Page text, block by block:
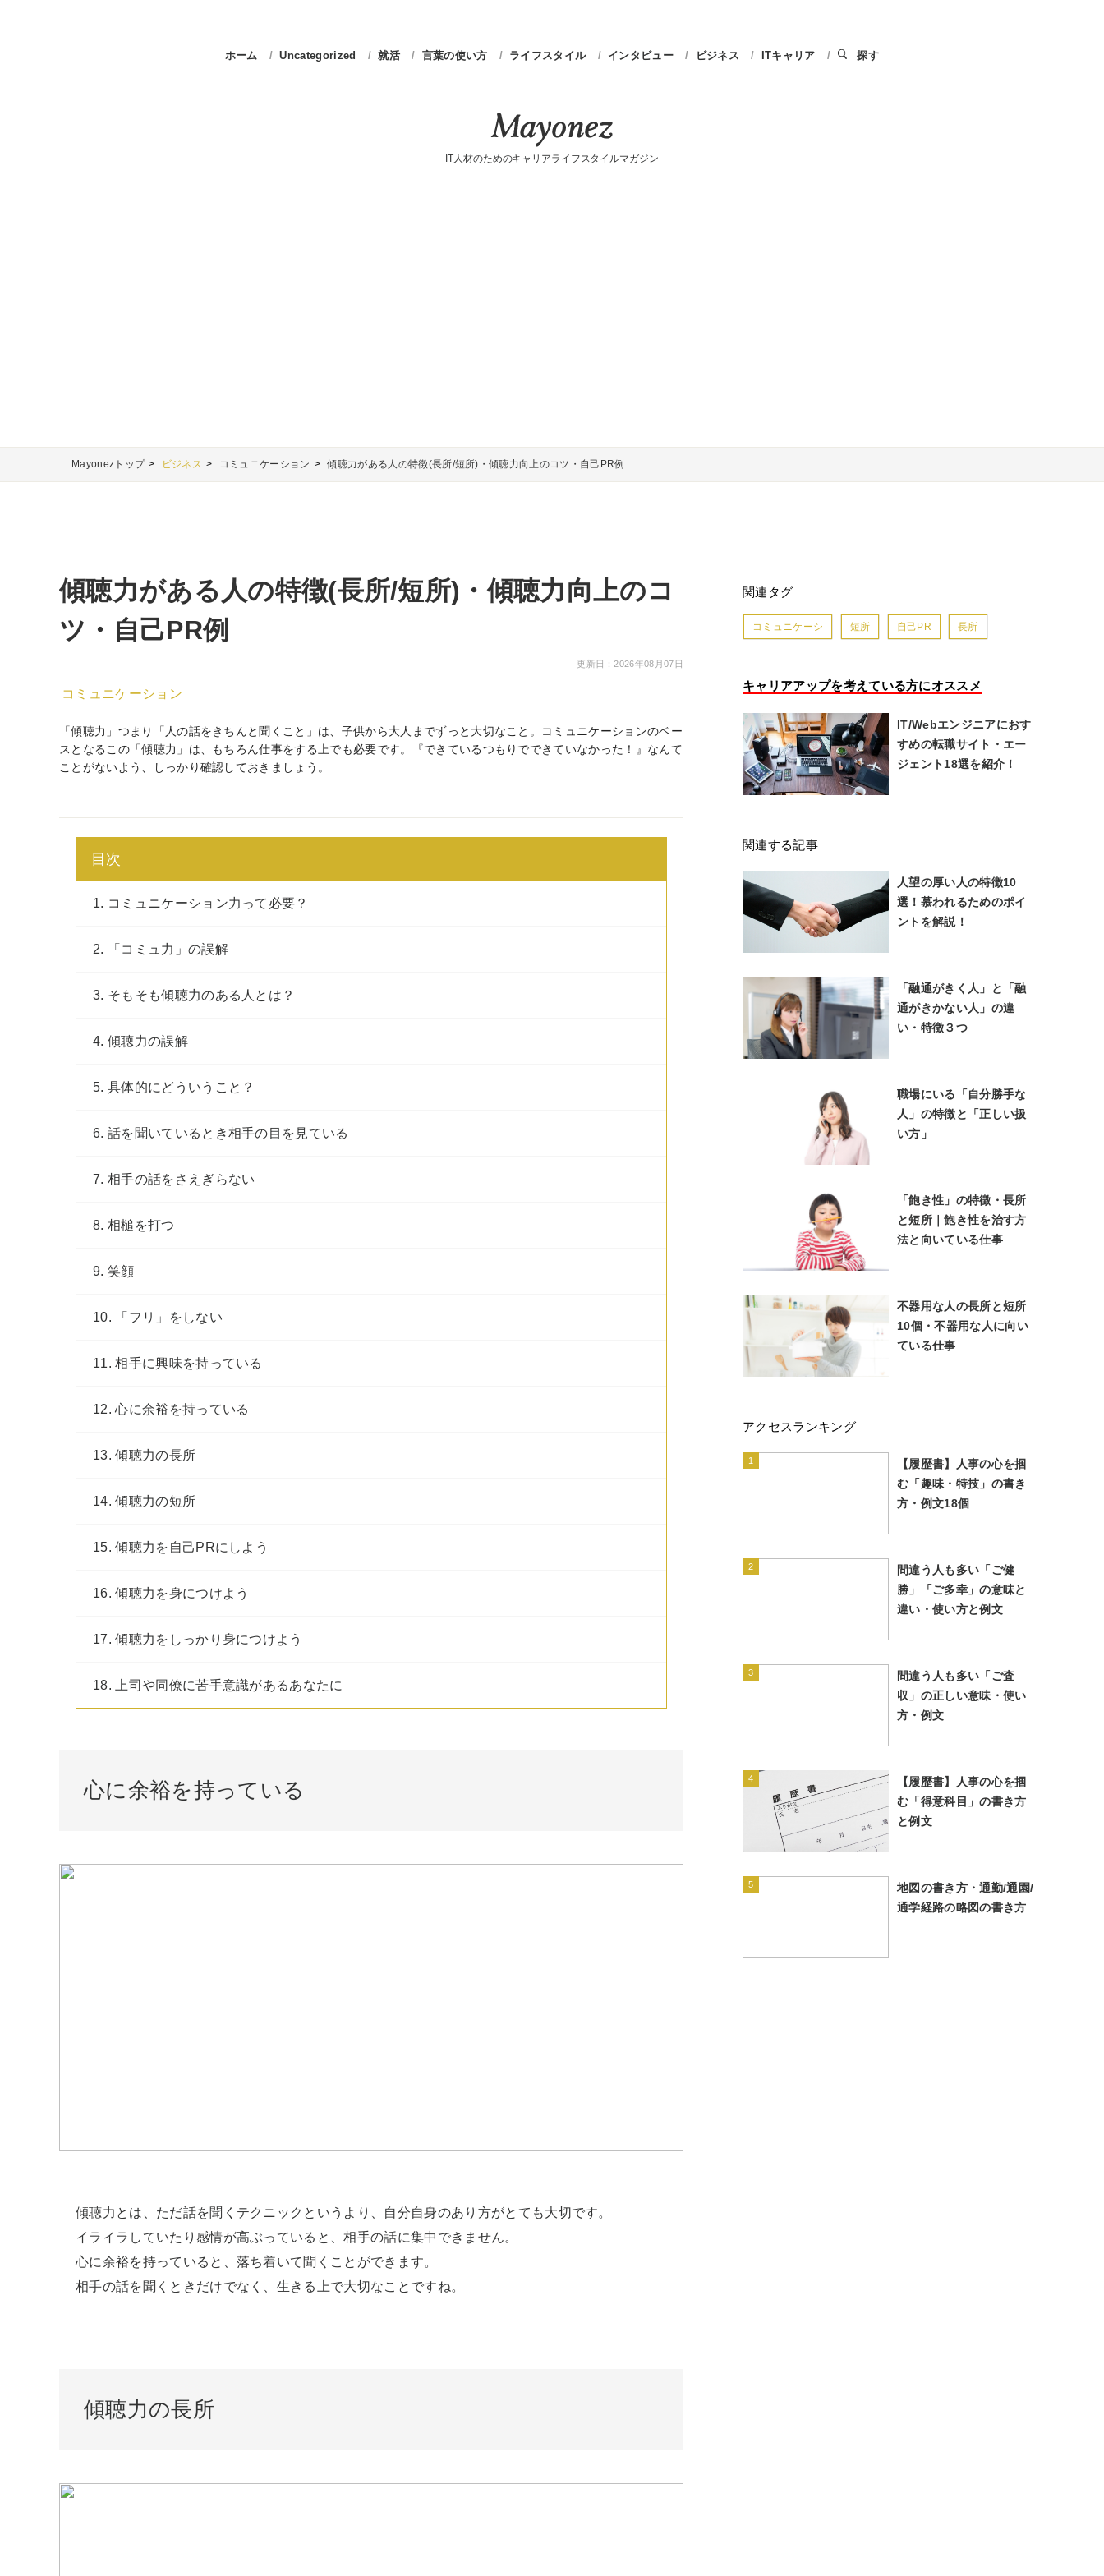
ホーム Uncategorized 就活 言葉の使い方 ライフスタイル インタビュー ビジネス ITキャリア 探す
IT人材のためのキャリアライフスタイルマガジン
Mayonezトップ ビジネス コミュニケーション 傾聴力がある人の特徴(長所/短所)・傾聴力向上のコツ・自己PR例
傾聴力がある人の特徴(長所/短所)・傾聴力向上のコ
ツ・自己PR例
更新日：2026年08月07日
コミュニケーション
「傾聴力」つまり「人の話をきちんと聞くこと」は、子供から大人までずっと大切なこと。コミュニケーションのベー
スとなるこの「傾聴力」は、もちろん仕事をする上でも必要です。『できているつもりでできていなかった！』なんて
ことがないよう、しっかり確認しておきましょう。
目次
1. コミュニケーション力って必要？
2. 「コミュ力」の誤解
3. そもそも傾聴力のある人とは？
4. 傾聴力の誤解
5. 具体的にどういうこと？
6. 話を聞いているとき相手の目を見ている
7. 相手の話をさえぎらない
8. 相槌を打つ
9. 笑顔
10. 「フリ」をしない
11. 相手に興味を持っている
12. 心に余裕を持っている
13. 傾聴力の長所
14. 傾聴力の短所
15. 傾聴力を自己PRにしよう
16. 傾聴力を身につけよう
17. 傾聴力をしっかり身につけよう
18. 上司や同僚に苦手意識があるあなたに
心に余裕を持っている
傾聴力とは、ただ話を聞くテクニックというより、自分自身のあり方がとても大切です。
イライラしていたり感情が高ぶっていると、相手の話に集中できません。
心に余裕を持っていると、落ち着いて聞くことができます。
相手の話を聞くときだけでなく、生きる上で大切なことですね。
傾聴力の長所
関連タグ
コミュニケーシ 短所 自己PR 長所
キャリアアップを考えている方にオススメ
IT/Webエンジニアにおす
すめの転職サイト・エー
ジェント18選を紹介！
関連する記事
人望の厚い人の特徴10
選！慕われるためのポイ
ントを解説！
「融通がきく人」と「融
通がきかない人」の違
い・特徴３つ
職場にいる「自分勝手な
人」の特徴と「正しい扱
い方」
「飽き性」の特徴・長所
と短所｜飽き性を治す方
法と向いている仕事
不器用な人の長所と短所
10個・不器用な人に向い
ている仕事
アクセスランキング
1
【履歴書】人事の心を掴
む「趣味・特技」の書き
方・例文18個
2
間違う人も多い「ご健
勝」「ご多幸」の意味と
違い・使い方と例文
3
間違う人も多い「ご査
収」の正しい意味・使い
方・例文
4
【履歴書】人事の心を掴
む「得意科目」の書き方
と例文
5
地図の書き方・通勤/通園/
通学経路の略図の書き方